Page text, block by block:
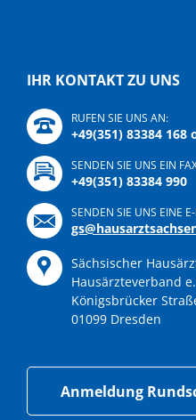
IHR KONTAKT ZU UNS
RUFEN SIE UNS AN:
+49(351) 83384 168
SENDEN SIE UNS EIN
+49(351) 83384 990
SENDEN SIE UNS EINE
Sächsischer
Hausärzteverband
Königsbrücker
01099 Dresden
Anmeldung